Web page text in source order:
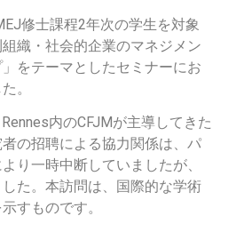
修士課程2年次の学生を対象
織・社会的企業のマネジメン
をテーマとしたセミナーにお
。
内のCFJMが主導してきた
の招聘による協力関係は、パ
り一時中断していましたが、
た。本訪問は、国際的な学術
すものです。